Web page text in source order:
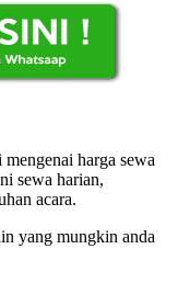
harga sewa
sewa harian,
acara.
yang mungkin anda